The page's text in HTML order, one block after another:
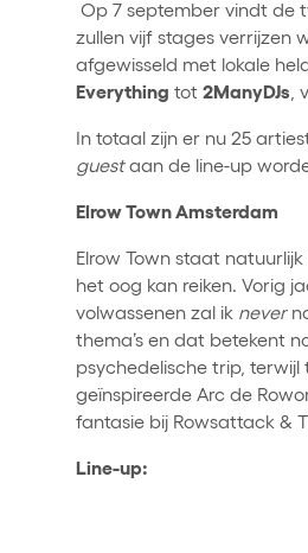
Op 7 september vindt de
zullen vijf stages verrijzen
afgewisseld met lokale
Everything tot 2ManyDJs ,
In totaal zijn er nu 25
guestaan de line-up
Elrow Town Amsterdam
Elrow Town staat
het oog kan reiken. Vorig
volwassenen zal ik never
thema’s en dat betekent
psychedelische trip, terwijl
geïnspireerde Arc de
fantasie bij Rowsattack &
Line-up: